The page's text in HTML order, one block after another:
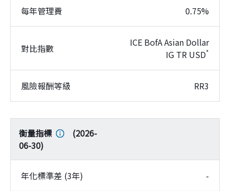
每年管理費 0.75%
對比指數
ICE BofA Asian Dollar
IG TR USD*
風險報酬等級 RR3
衡量指標 (2026-
06-30)
年化標準差 (3年) -